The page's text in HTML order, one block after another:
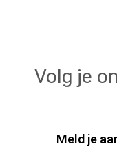
Volg je
Meld je